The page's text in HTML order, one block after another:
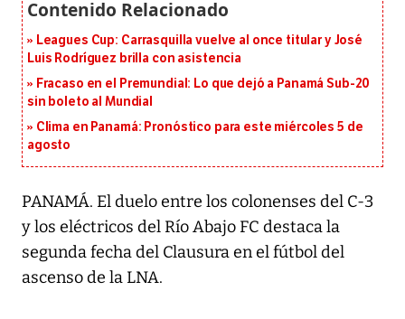
Leagues Cup: Carrasquilla vuelve al once titular y José
Luis Rodríguez brilla con asistencia
Fracaso en el Premundial: Lo que dejó a Panamá Sub-20
sin boleto al Mundial
Clima en Panamá: Pronóstico para este miércoles 5 de
agosto
PANAMÁ. El duelo entre los colonenses del C-3
y los eléctricos del Río Abajo FC destaca la
segunda fecha del Clausura en el fútbol del
ascenso de la LNA.